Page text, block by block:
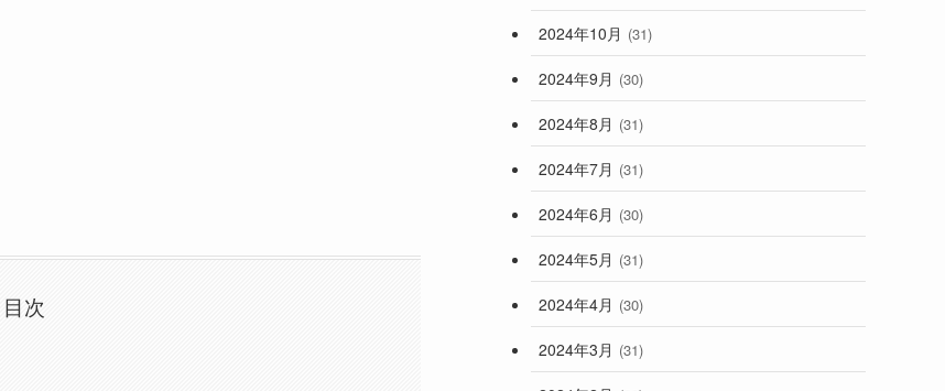
目次
2024年10月 (31)
2024年9月 (30)
2024年8月 (31)
2024年7月 (31)
2024年6月 (30)
2024年5月 (31)
2024年4月 (30)
2024年3月 (31)